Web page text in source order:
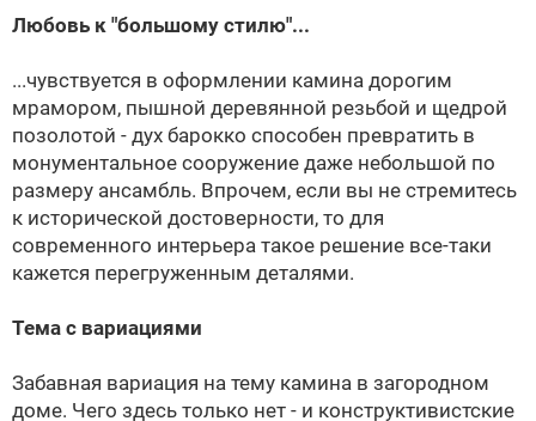
Любовь к "большому стилю"...
...чувствуется в оформлении камина дорогим
мрамором, пышной деревянной резьбой и щедрой
позолотой - дух барокко способен превратить в
монументальное сооружение даже небольшой по
размеру ансамбль. Впрочем, если вы не стремитесь
к исторической достоверности, то для
современного интерьера такое решение все-таки
кажется перегруженным деталями.
Тема с вариациями
Забавная вариация на тему камина в загородном
доме. Чего здесь только нет - и конструктивистские